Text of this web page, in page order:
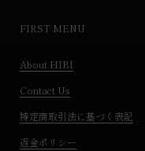
FIRST MENU
About HIBI
Contact Us
特定商取引法に基づく表記
返金ポリシー